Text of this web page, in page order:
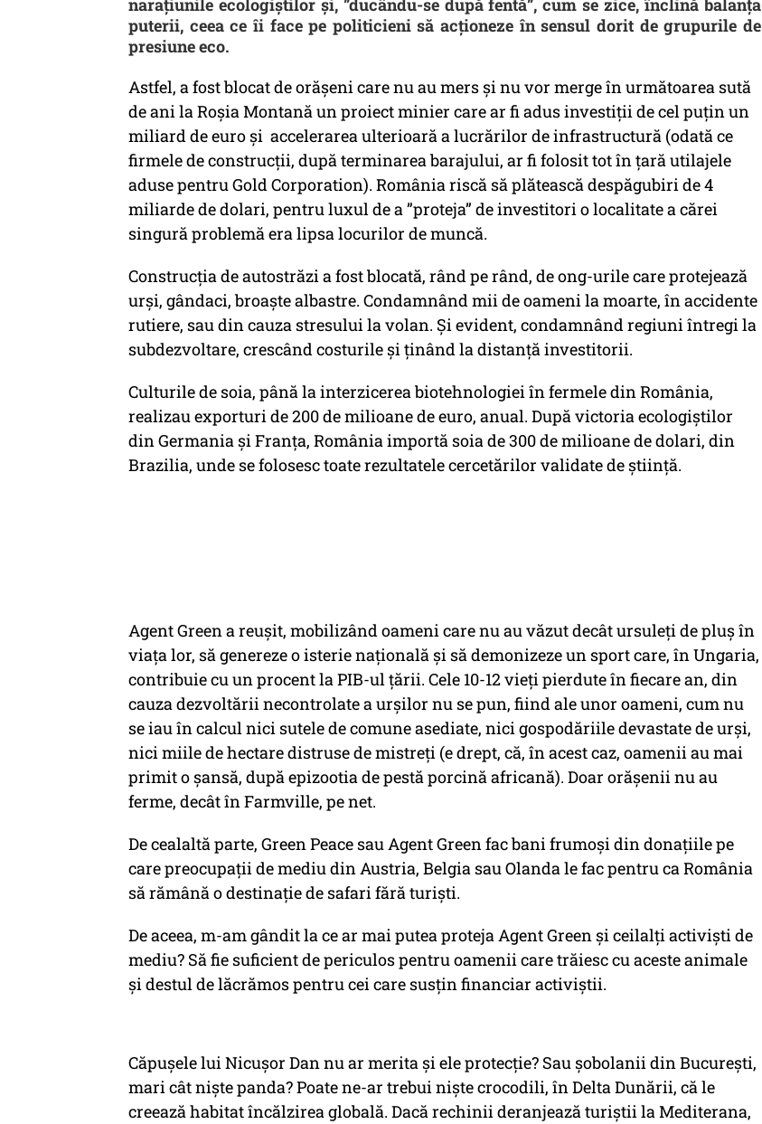
narațiunile ecologiștilor și, ”ducându-se după fentă”, cum se zice, înclină balanța
puterii, ceea ce îi face pe politicieni să acționeze în sensul dorit de grupurile de
presiune eco.
Astfel, a fost blocat de orășeni care nu au mers și nu vor merge în următoarea sută
de ani la Roșia Montană un proiect minier care ar fi adus investiții de cel puțin un
miliard de euro și accelerarea ulterioară a lucrărilor de infrastructură (odată ce
firmele de construcții, după terminarea barajului, ar fi folosit tot în țară utilajele
aduse pentru Gold Corporation). România riscă să plătească despăgubiri de 4
miliarde de dolari, pentru luxul de a ”proteja” de investitori o localitate a cărei
singură problemă era lipsa locurilor de muncă.
Construcția de autostrăzi a fost blocată, rând pe rând, de ong-urile care protejează
urși, gândaci, broaște albastre. Condamnând mii de oameni la moarte, în accidente
rutiere, sau din cauza stresului la volan. Și evident, condamnând regiuni întregi la
subdezvoltare, crescând costurile și ținând la distanță investitorii.
Culturile de soia, până la interzicerea biotehnologiei în fermele din România,
realizau exporturi de 200 de milioane de euro, anual. După victoria ecologiștilor
din Germania și Franța, România importă soia de 300 de milioane de dolari, din
Brazilia, unde se folosesc toate rezultatele cercetărilor validate de știință.
Agent Green a reușit, mobilizând oameni care nu au văzut decât ursuleți de pluș în
viața lor, să genereze o isterie națională și să demonizeze un sport care, în Ungaria,
contribuie cu un procent la PIB-ul țării. Cele 10-12 vieți pierdute în fiecare an, din
cauza dezvoltării necontrolate a urșilor nu se pun, fiind ale unor oameni, cum nu
se iau în calcul nici sutele de comune asediate, nici gospodăriile devastate de urși,
nici miile de hectare distruse de mistreți (e drept, că, în acest caz, oamenii au mai
primit o șansă, după epizootia de pestă porcină africană). Doar orășenii nu au
ferme, decât în Farmville, pe net.
De cealaltă parte, Green Peace sau Agent Green fac bani frumoși din donațiile pe
care preocupații de mediu din Austria, Belgia sau Olanda le fac pentru ca România
să rămână o destinație de safari fără turiști.
De aceea, m-am gândit la ce ar mai putea proteja Agent Green și ceilalți activiști de
mediu? Să fie suficient de periculos pentru oamenii care trăiesc cu aceste animale
și destul de lăcrămos pentru cei care susțin financiar activiștii.
Căpușele lui Nicușor Dan nu ar merita și ele protecție? Sau șobolanii din București,
mari cât niște panda? Poate ne-ar trebui niște crocodili, în Delta Dunării, că le
creează habitat încălzirea globală. Dacă rechinii deranjează turiștii la Mediterana,